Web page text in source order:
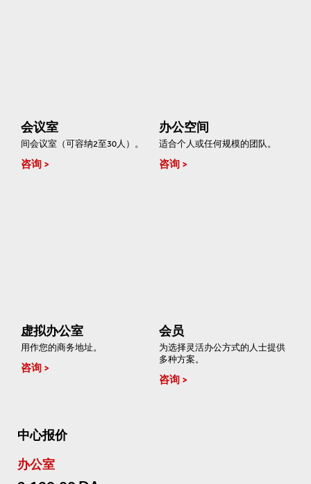
会议室
间会议室（可容纳2至30人）。
咨询
办公空间
适合个人或任何规模的团队。
咨询
虚拟办公室
用作您的商务地址。
咨询
会员
为选择灵活办公方式的人士提供
多种方案。
咨询
中心报价
办公室